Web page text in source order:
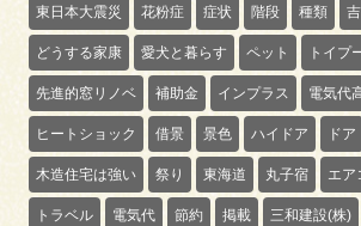
東日本大震災 花粉症 症状 階段 種類
どうする家康 愛犬と暮らす ペット トイプ
先進的窓リノベ 補助金 インプラス 電気代
ヒートショック 借景 景色 ハイドア ドア
木造住宅は強い 祭り 東海道 丸子宿 エア
トラベル 電気代 節約 掲載 三和建設(株)